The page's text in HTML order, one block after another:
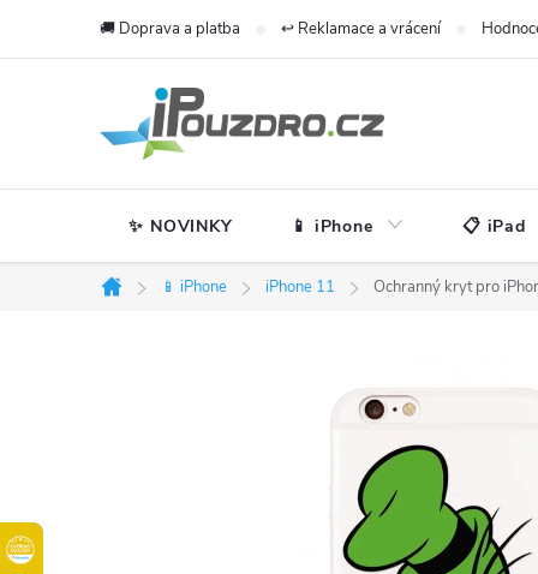
🚚 Doprava a platba ↩️ Reklamace a vrácení
✨ NOVINKY 📱 iPhone 📋 iPad
Domů
📱 iPhone iPhone 11 Ochranný kryt pro